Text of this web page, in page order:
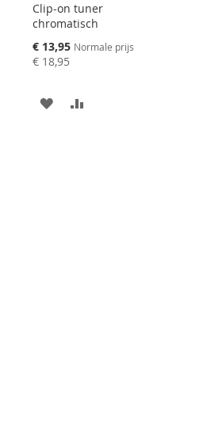
Clip-on tuner
chromatisch
Speciale
prijs
€ 13,95 Normale prijs
€ 18,95
AAN